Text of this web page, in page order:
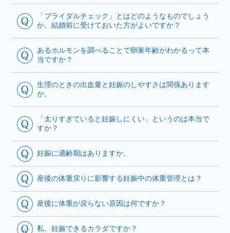
「ブライダルチェック」とはどのようなものでしょう
か。結婚前に受けておいた方がよいですか？
あるホルモンを調べることで卵巣年齢がわかるって本
当ですか？
生理のときの出血量と妊娠のしやすさは関係あります
か。
「太りすぎていると妊娠しにくい」というのは本当で
すか？
妊娠に適齢期はありますか。
産後の体重戻りに影響する妊娠中の体重管理とは？
産後に体重が戻らない原因は何ですか？
私、妊娠できるカラダですか？